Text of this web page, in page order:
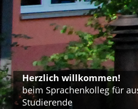
Herzlich willkommen!
beim Sprachenkolleg für
Studierende